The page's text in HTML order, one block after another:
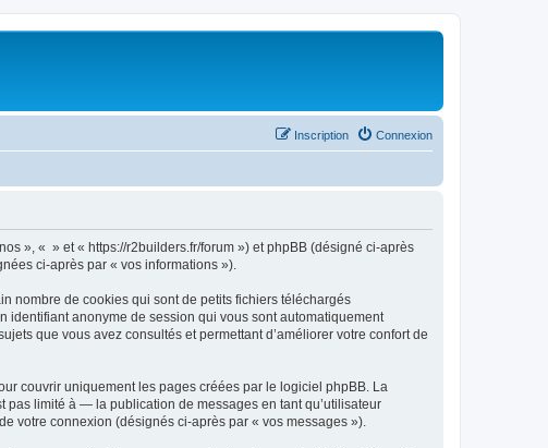
Connexion
Inscription
», « » et « https://r2builders.fr/forum ») et phpBB (désigné ci-après
ci-après par « vos informations »).
nombre de cookies qui sont de petits fichiers téléchargés
identifiant anonyme de session qui vous sont automatiquement
que vous avez consultés et permettant d’améliorer votre confort de
couvrir uniquement les pages créées par le logiciel phpBB. La
limité à — la publication de messages en tant qu’utilisateur
votre connexion (désignés ci-après par « vos messages »).